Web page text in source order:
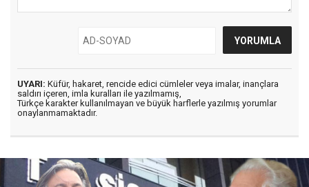
UYARI: Küfür, hakaret, rencide edici cümleler veya imalar, inançlara
saldırı içeren, imla kuralları ile yazılmamış,
Türkçe karakter kullanılmayan ve büyük harflerle yazılmış yorumlar
onaylanmamaktadır.